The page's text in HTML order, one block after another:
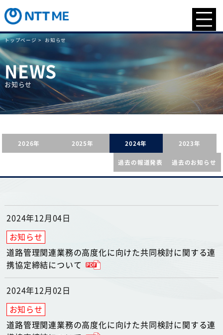
トップページ > お知らせ
NEWS
お知らせ
2026年 2025年 2024年 2023年
過去の報道発表 過去のお知らせ
2024年12月04日
道路管理関連業務の高度化に向けた共同検討に関する連
携協定締結について
2024年12月02日
道路管理関連業務の高度化に向けた共同検討に関する連